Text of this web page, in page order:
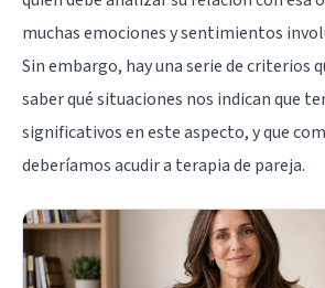
muchas emociones y sentimientos
Sin embargo, hay una serie de criterios
saber qué situaciones nos indican que
significativos en este aspecto, y que
deberíamos acudir a terapia de pareja.